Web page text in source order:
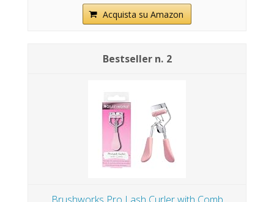
Acquista su Amazon
2